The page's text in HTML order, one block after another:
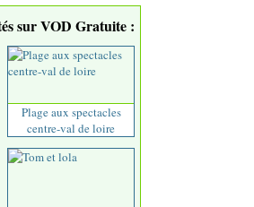
sur VOD Gratuite :
Plage aux spectacles
centre-val de loire